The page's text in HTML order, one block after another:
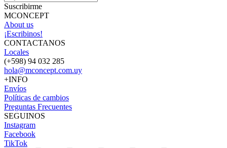
Suscribirme
MCONCEPT
About us
¡Escribinos!
CONTACTANOS
Locales
(+598) 94 032 285
hola@mconcept.com.uy
+INFO
Envíos
Políticas de cambios
Preguntas Frecuentes
SEGUINOS
Instagram
Facebook
TikTok